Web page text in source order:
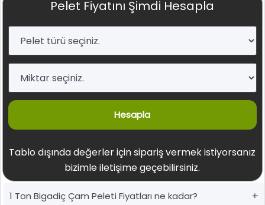
Pelet Fiyatını Şimdi Hesapla
Hesapla
Tablo dışında değerler için sipariş vermek istiyorsanız
bizimle iletişime geçebilirsiniz.
1 Ton Bigadiç Çam Peleti Fiyatları ne kadar?